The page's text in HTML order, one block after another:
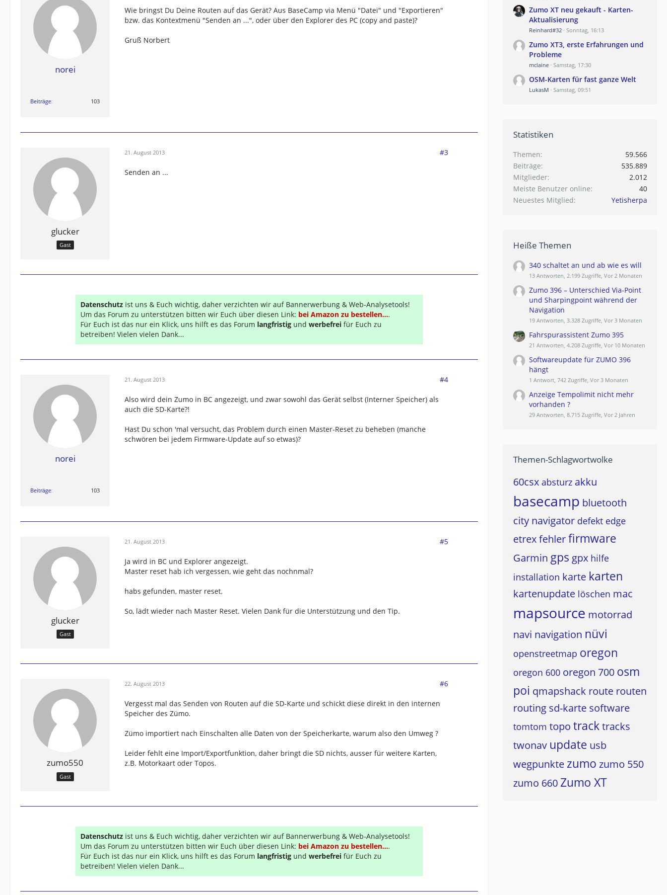
norei
Beiträge 103
Wie bringst Du Deine Routen auf das Gerät? Aus BaseCamp via Menü "Datei" und "Exportieren"
bzw. das Kontextmenü "Senden an ...", oder über den Explorer des PC (copy and paste)?
Gruß Norbert
glucker
Gast
21. August 2013 #3
Senden an ...
Datenschutz ist uns & Euch wichtig, daher verzichten wir auf Bannerwerbung & Web-Analysetools!
Um das Forum zu unterstützen bitten wir Euch über diesen Link: bei Amazon zu bestellen....
Für Euch ist das nur ein Klick, uns hilft es das Forum langfristig und werbefrei für Euch zu
betreiben! Vielen vielen Dank...
norei
Beiträge 103
21. August 2013 #4
Also wird dein Zumo in BC angezeigt, und zwar sowohl das Gerät selbst (Interner Speicher) als
auch die SD-Karte?!
Hast Du schon 'mal versucht, das Problem durch einen Master-Reset zu beheben (manche
schwören bei jedem Firmware-Update auf so etwas)?
glucker
Gast
21. August 2013 #5
Ja wird in BC und Explorer angezeigt.
Master reset hab ich vergessen, wie geht das nochnmal?
habs gefunden, master reset.
So, lädt wieder nach Master Reset. Vielen Dank für die Unterstützung und den Tip.
zumo550
Gast
22. August 2013 #6
Vergesst mal das Senden von Routen auf die SD-Karte und schickt diese direkt in den internen
Speicher des Zümo.
Zümo importiert nach Einschalten alle Daten von der Speicherkarte, warum also den Umweg ?
Leider fehlt eine Import/Exportfunktion, daher bringt die SD nichts, ausser für weitere Karten,
z.B. Motorkaart oder Topos.
Datenschutz ist uns & Euch wichtig, daher verzichten wir auf Bannerwerbung & Web-Analysetools!
Um das Forum zu unterstützen bitten wir Euch über diesen Link: bei Amazon zu bestellen....
Für Euch ist das nur ein Klick, uns hilft es das Forum langfristig und werbefrei für Euch zu
betreiben! Vielen vielen Dank...
Zumo XT neu gekauft - Karten-
Aktualisierung
Reinhard#32 Sonntag, 16:13
Zumo XT3, erste Erfahrungen und
Probleme
mclaine Samstag, 17:30
OSM-Karten für fast ganze Welt
LukasM Samstag, 09:51
Statistiken
Themen
59.566
Beiträge
535.889
Mitglieder
2.012
Meiste Benutzer online
40
Neuestes Mitglied
Yetisherpa
Heiße Themen
340 schaltet an und ab wie es will
13 Antworten, 2.199 Zugriffe, Vor 2 Monaten
Zumo 396 – Unterschied Via-Point
und Sharpingpoint während der
Navigation
19 Antworten, 3.328 Zugriffe, Vor 3 Monaten
Fahrspurassistent Zumo 395
21 Antworten, 4.208 Zugriffe, Vor 10 Monaten
Softwareupdate für ZUMO 396
hängt
1 Antwort, 742 Zugriffe, Vor 3 Monaten
Anzeige Tempolimit nicht mehr
vorhanden ?
29 Antworten, 8.715 Zugriffe, Vor 2 Jahren
Themen-Schlagwortwolke
60csx absturz akku
basecamp bluetooth
city navigator defekt edge
etrexfehlerfirmware
Garmin gps gpx hilfe
installation karte karten
kartenupdate löschen mac
mapsource motorrad
navi navigation nüvi
openstreetmap oregon
oregon 600 oregon 700 osm
poi qmapshack route routen
routing sd-karte software
tomtom topo tracktracks
twonav update usb
wegpunkte zumo zumo 550
zumo 660 Zumo XT